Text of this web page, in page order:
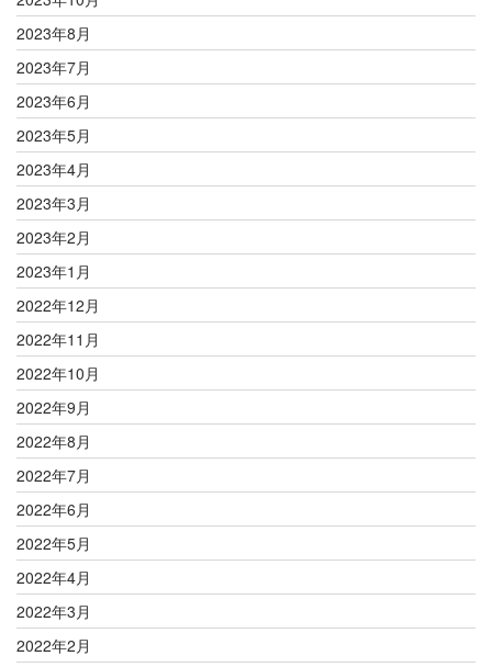
2023年8月
2023年7月
2023年6月
2023年5月
2023年4月
2023年3月
2023年2月
2023年1月
2022年12月
2022年11月
2022年10月
2022年9月
2022年8月
2022年7月
2022年6月
2022年5月
2022年4月
2022年3月
2022年2月